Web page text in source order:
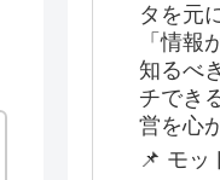
タを元
「情報
知るべ
チでき
営を心
📌 モッ